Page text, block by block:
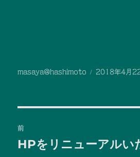
投
masaya@hashimoto
投
2018年4月
稿
前
前
HPをリニューアルい